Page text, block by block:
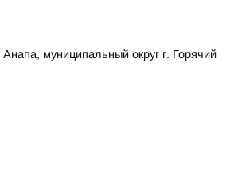
муниципальный округ г. Горячий